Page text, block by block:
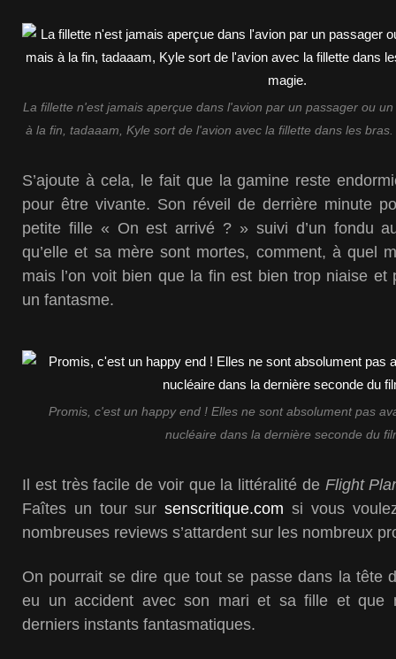
La fillette n'est jamais aperçue dans l'avion par un passager ou
à la fin, tadaaam, Kyle sort de l'avion avec la fillette dans les
S’ajoute à cela, le fait que la gamine reste
pour être vivante. Son réveil de derrière minute
petite fille « On est arrivé ? » suivi d’un fondu
qu’elle et sa mère sont mortes, comment, à quel
mais l’on voit bien que la fin est bien trop niaise et
un fantasme.
Promis, c'est un happy end ! Elles ne sont absolument pas
nucléaire dans la dernière seconde du
Il est très facile de voir que la littéralité de Flight
Faîtes un tour sursenscritique.com si vous
nombreuses reviews s’attardent sur les nombreux
On pourrait se dire que tout se passe dans la tête
eu un accident avec son mari et sa fille et que
derniers instants fantasmatiques.